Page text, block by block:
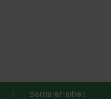
Barrierefreiheit